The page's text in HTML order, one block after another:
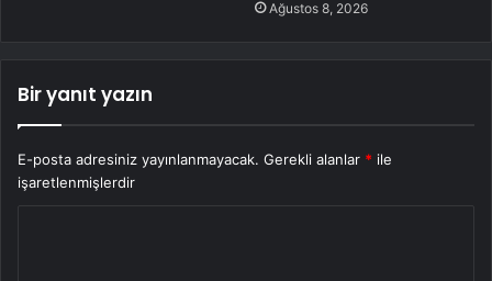
Ağustos 8, 2026
Bir yanıt yazın
E-posta adresiniz yayınlanmayacak. Gerekli alanlar * ile
işaretlenmişlerdir